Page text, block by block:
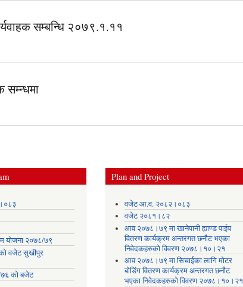
सम्बन्धि २०७९.१.११
सम्न्धमा
योजना २०७८/७९
वजेट सुखीपुर
७६ को बजेट
Plan and Project
वजेट आ.व. २०८२।०८३
वजेट २०८१।८२
आव २०७८।७९ मा खानेपानी ह्याण्ड पाईप
वितरण कार्यक्रम अन्तरगत छनौट भएका
निवेदकहरुको विवरण २०७८।१०।२१
आव २०७८।७९ मा सिचाईका लागि मोटर
बोडिंग वितरण कार्यक्रम अन्तरगत छनौट
भएका निवेदकहरुको विवरण २०७८।१०।२१